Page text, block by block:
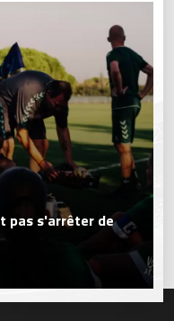
pas s'arrêter de